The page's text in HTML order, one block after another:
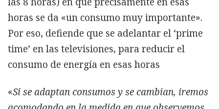
horas se da «un consumo muy importante».
Por eso, defiende que se adelantar el ‘prime
time’ en las televisiones, para reducir el
consumo de energía en esas horas
«Si se adaptan consumos y se cambian, iremos